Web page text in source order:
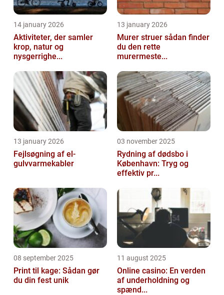
14 january 2026
Aktiviteter, der samler
krop, natur og
nysgerrighe...
13 january 2026
Murer struer sådan finder
du den rette
murermeste...
13 january 2026
Fejlsøgning af el-
gulvvarmekabler
03 november 2025
Rydning af dødsbo i
København: Tryg og
effektiv pr...
08 september 2025
Print til kage: Sådan gør
du din fest unik
11 august 2025
Online casino: En verden
af underholdning og
spænd...